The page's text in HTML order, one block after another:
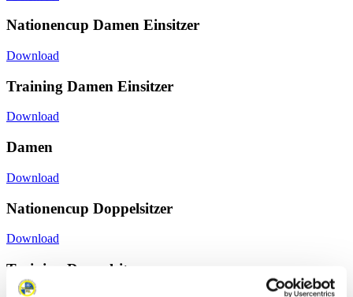
Nationencup Damen Einsitzer
Download
Training Damen Einsitzer
Download
Damen
Download
Nationencup Doppelsitzer
Download
Training Doppelsitzer